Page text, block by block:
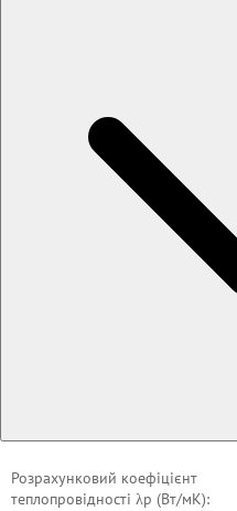
Розрахунковий коефіцієнт
теплопровідності λр (Вт/мK):